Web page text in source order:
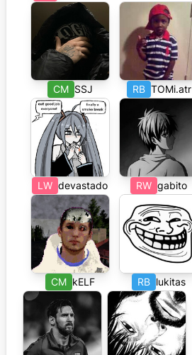
CM SSJ RB TOMi.atr
LW devastado RW gabito
CM kELF RB lukitas